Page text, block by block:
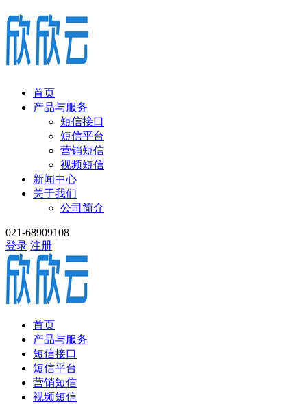
首页
产品与服务
短信接口
短信平台
营销短信
视频短信
新闻中心
关于我们
公司简介
021-68909108
登录 注册
首页
产品与服务
短信接口
短信平台
营销短信
视频短信